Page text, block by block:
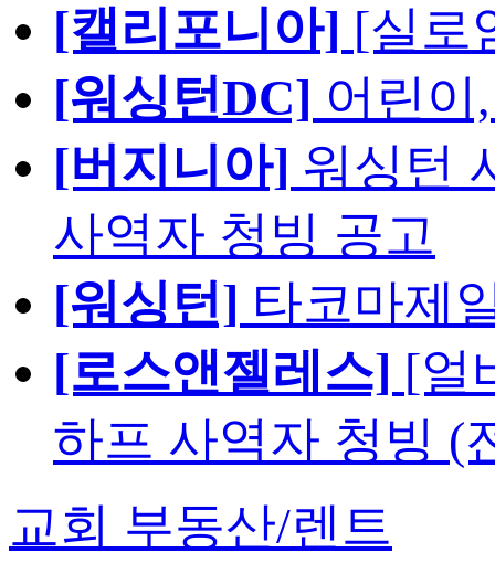
[캘리포니아] [실로
[워싱턴DC] 어린이
[버지니아] 워싱턴
사역자 청빙 공고
[워싱턴] 타코마제
[로스앤젤레스] [얼
하프 사역자 청빙 (
교회 부동산/렌트